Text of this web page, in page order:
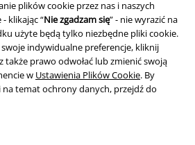
plików cookie przez nas i naszych
klikając “Nie zgadzam się” - nie wyrazić na
użyte będą tylko niezbędne pliki cookie.
swoje indywidualne preferencje, kliknij
także prawo odwołać lub zmienić swoją
w Ustawienia Plików Cookie. By
na temat ochrony danych, przejdź do
i ochrona środowiska